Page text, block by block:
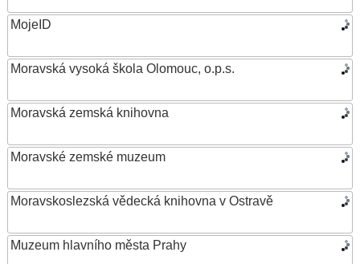
MojeID
Moravská vysoká škola Olomouc, o.p.s.
Moravská zemská knihovna
Moravské zemské muzeum
Moravskoslezská vědecká knihovna v Ostravě
Muzeum hlavního města Prahy